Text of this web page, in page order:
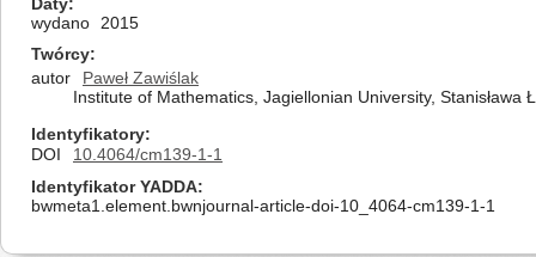
wydano
2015
Twórcy
autor
Paweł Zawiślak
Institute of Mathematics, Jagiellonian University, Stanisława
Identyfikatory
DOI
10.4064/cm139-1-1
Identyfikator YADDA
bwmeta1.element.bwnjournal-article-doi-10_4064-cm139-1-1